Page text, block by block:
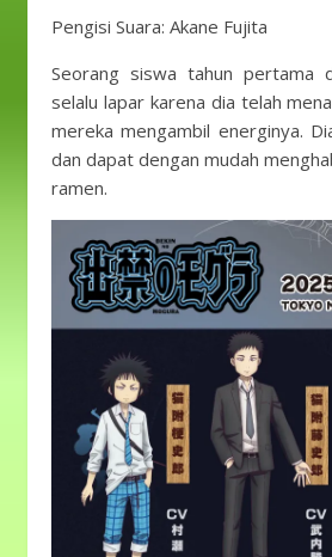
Pengisi Suara: Akane Fujita
Seorang siswa tahun pertama
selalu lapar karena dia telah
mereka mengambil energinya.
dan dapat dengan mudah
ramen.